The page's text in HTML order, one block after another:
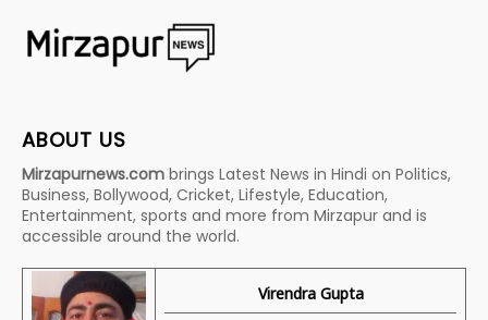
ABOUT US
Mirzapurnews.com brings Latest News in Hindi on Politics,
Business, Bollywood, Cricket, Lifestyle, Education,
Entertainment, sports and more from Mirzapur and is
accessible around the world.
Virendra Gupta